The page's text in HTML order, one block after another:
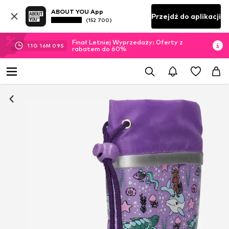
ABOUT YOU App
(152 700) Przejdź do aplikacji
11 G 16M 09S
Finał Letniej Wyprzedaży: Oferty z
rabatem do 60%